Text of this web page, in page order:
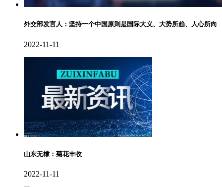
外交部发言人：坚持一个中国原则是国际大义、大势所趋、人心所向
2022-11-11
山东无棣：菊花丰收
2022-11-11